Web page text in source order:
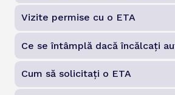
Vizite permise cu o ETA
Ce se întâmplă dacă încălcați
Cum să solicitați o ETA